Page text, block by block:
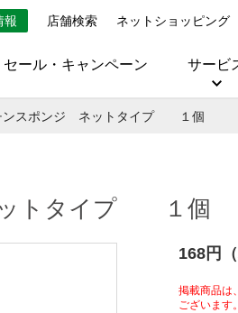
報 店舗検索 ネットショッピング
セール・キャンペーン サービ
ンスポンジ ネットタイプ １個
ットタイプ １個
168円
掲載商品は
ございます。